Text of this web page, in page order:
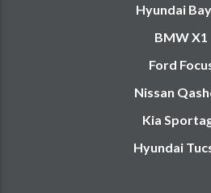
Hyundai
BMW X1
Ford
Nissan
Kia
Hyundai